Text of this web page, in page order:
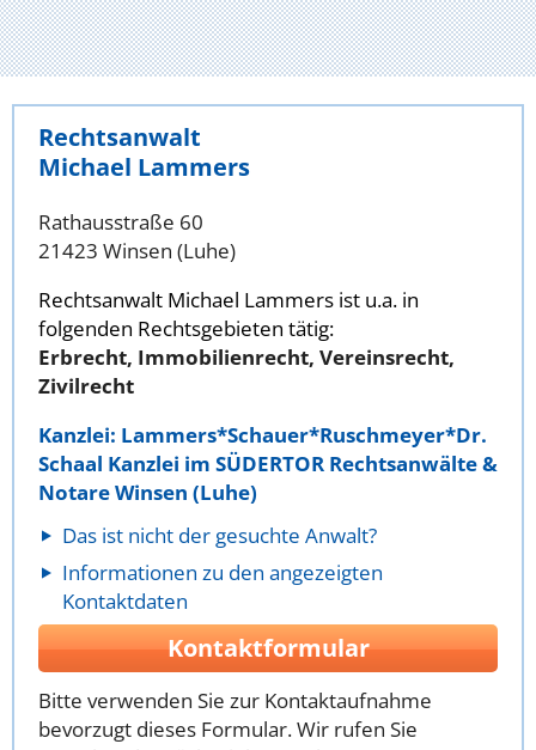
Rechtsanwalt
Michael Lammers
Rathausstraße 60
21423 Winsen (Luhe)
Rechtsanwalt Michael Lammers ist u.a. in
folgenden Rechtsgebieten tätig:
Erbrecht, Immobilienrecht, Vereinsrecht,
Zivilrecht
Kanzlei: Lammers*Schauer*Ruschmeyer*Dr.
Schaal Kanzlei im SÜDERTOR Rechtsanwälte &
Notare Winsen (Luhe)
Das ist nicht der gesuchte Anwalt?
Informationen zu den angezeigten
Kontaktdaten
Kontaktformular
Bitte verwenden Sie zur Kontaktaufnahme
bevorzugt dieses Formular. Wir rufen Sie